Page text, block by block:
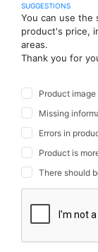
SUGGESTIONS
You can use the
product's price,
areas.
Thank you for
Product
Missing
Errors in
Product is
There should